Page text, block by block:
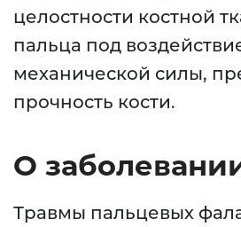
целостности костной
пальца под
механической силы,
прочность кости.
О
Травмы пальцевых